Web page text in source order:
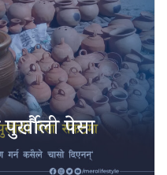
पेसा